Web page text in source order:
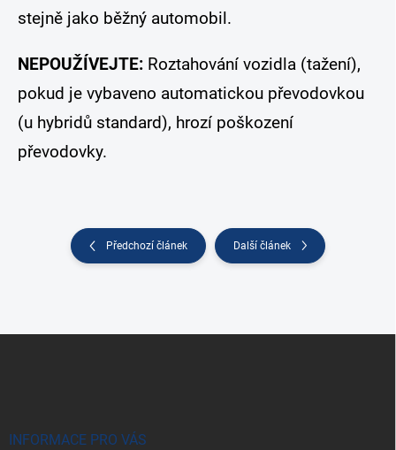
stejně jako běžný automobil.
NEPOUŽÍVEJTE: Roztahování vozidla (tažení),
pokud je vybaveno automatickou převodovkou
(u hybridů standard), hrozí poškození
převodovky.
Předchozí článek Další článek
INFORMACE PRO VÁS